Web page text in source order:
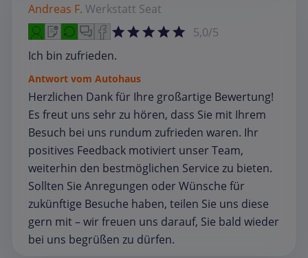
Andreas F. Werkstatt Seat
5,0/5
Ich bin zufrieden.
Antwort vom Autohaus
Herzlichen Dank für Ihre großartige Bewertung!
Es freut uns sehr zu hören, dass Sie mit Ihrem
Besuch bei uns rundum zufrieden waren. Ihr
positives Feedback motiviert unser Team,
weiterhin den bestmöglichen Service zu bieten.
Sollten Sie Anregungen oder Wünsche für
zukünftige Besuche haben, teilen Sie uns diese
gern mit – wir freuen uns darauf, Sie bald wieder
bei uns begrüßen zu dürfen.